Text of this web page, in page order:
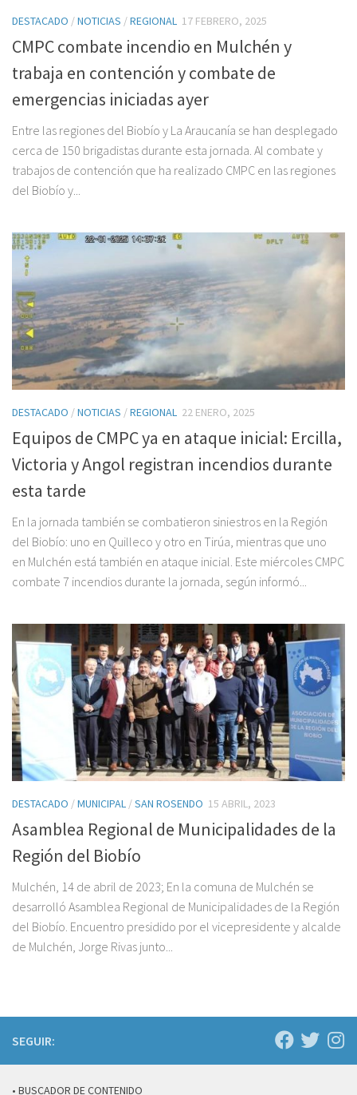
DESTACADO /NOTICIAS /REGIONAL 17 FEBRERO, 2025
CMPC combate incendio en Mulchén y
trabaja en contención y combate de
emergencias iniciadas ayer
Entre las regiones del Biobío y La Araucanía se han desplegado
cerca de 150 brigadistas durante esta jornada. Al combate y
trabajos de contención que ha realizado CMPC en las regiones
del Biobío y...
DESTACADO /NOTICIAS /REGIONAL 22 ENERO, 2025
Equipos de CMPC ya en ataque inicial: Ercilla,
Victoria y Angol registran incendios durante
esta tarde
En la jornada también se combatieron siniestros en la Región
del Biobío: uno en Quilleco y otro en Tirúa, mientras que uno
en Mulchén está también en ataque inicial. Este miércoles CMPC
combate 7 incendios durante la jornada, según informó...
DESTACADO /MUNICIPAL /SAN ROSENDO 15 ABRIL, 2023
Asamblea Regional de Municipalidades de la
Región del Biobío
Mulchén, 14 de abril de 2023; En la comuna de Mulchén se
desarrolló Asamblea Regional de Municipalidades de la Región
del Biobío. Encuentro presidido por el vicepresidente y alcalde
de Mulchén, Jorge Rivas junto...
SEGUIR:
• BUSCADOR DE CONTENIDO